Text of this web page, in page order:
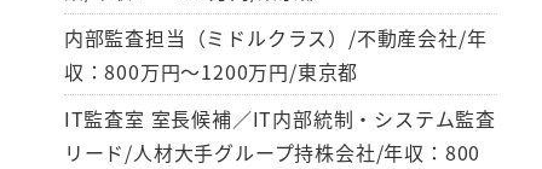
内部監査担当（ミドルクラス）/不動産会社/年
収：800万円～1200万円/東京都
IT監査室 室長候補／IT内部統制・システム監査
リード/人材大手グループ持株会社/年収：800